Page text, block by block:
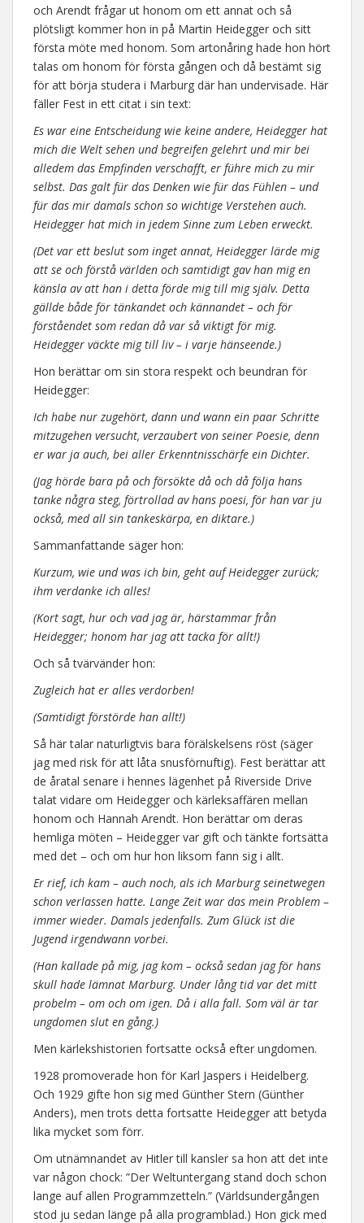
och Arendt frågar ut honom om ett annat och så
plötsligt kommer hon in på Martin Heidegger och sitt
första möte med honom. Som artonåring hade hon hört
talas om honom för första gången och då bestämt sig
för att börja studera i Marburg där han undervisade. Här
fäller Fest in ett citat i sin text:
Es war eine Entscheidung wie keine andere, Heidegger hat
mich die Welt sehen und begreifen gelehrt und mir bei
alledem das Empfinden verschafft, er führe mich zu mir
selbst. Das galt für das Denken wie für das Fühlen – und
für das mir damals schon so wichtige Verstehen auch.
Heidegger hat mich in jedem Sinne zum Leben erweckt.
(Det var ett beslut som inget annat, Heidegger lärde mig
att se och förstå världen och samtidigt gav han mig en
känsla av att han i detta förde mig till mig själv. Detta
gällde både för tänkandet och kännandet – och för
förståendet som redan då var så viktigt för mig.
Heidegger väckte mig till liv – i varje hänseende.)
Hon berättar om sin stora respekt och beundran för
Heidegger:
Ich habe nur zugehört, dann und wann ein paar Schritte
mitzugehen versucht, verzaubert von seiner Poesie, denn
er war ja auch, bei aller Erkenntnisschärfe ein Dichter.
(Jag hörde bara på och försökte då och då följa hans
tanke några steg, förtrollad av hans poesi, för han var ju
också, med all sin tankeskärpa, en diktare.)
Sammanfattande säger hon:
Kurzum, wie und was ich bin, geht auf Heidegger zurück;
ihm verdanke ich alles!
(Kort sagt, hur och vad jag är, härstammar från
Heidegger; honom har jag att tacka för allt!)
Och så tvärvänder hon:
Zugleich hat er alles verdorben!
(Samtidigt förstörde han allt!)
Så här talar naturligtvis bara förälskelsens röst (säger
jag med risk för att låta snusförnuftig). Fest berättar att
de åratal senare i hennes lägenhet på Riverside Drive
talat vidare om Heidegger och kärleksaffären mellan
honom och Hannah Arendt. Hon berättar om deras
hemliga möten – Heidegger var gift och tänkte fortsätta
med det – och om hur hon liksom fann sig i allt.
Er rief, ich kam – auch noch, als ich Marburg seinetwegen
schon verlassen hatte. Lange Zeit war das mein Problem –
immer wieder. Damals jedenfalls. Zum Glück ist die
Jugend irgendwann vorbei.
(Han kallade på mig, jag kom – också sedan jag för hans
skull hade lämnat Marburg. Under lång tid var det mitt
probelm – om och om igen. Då i alla fall. Som väl är tar
ungdomen slut en gång.)
Men kärlekshistorien fortsatte också efter ungdomen.
1928 promoverade hon för Karl Jaspers i Heidelberg.
Och 1929 gifte hon sig med Günther Stern (Günther
Anders), men trots detta fortsatte Heidegger att betyda
lika mycket som förr.
Om utnämnandet av Hitler till kansler sa hon att det inte
var någon chock: ”Der Weltuntergang stand doch schon
lange auf allen Programmzetteln.” (Världsundergången
stod ju sedan länge på alla programblad.) Hon gick med